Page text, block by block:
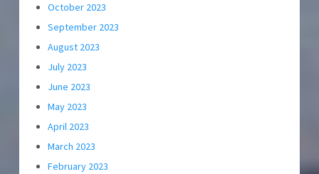
October 2023
September 2023
August 2023
July 2023
June 2023
May 2023
April 2023
March 2023
February 2023